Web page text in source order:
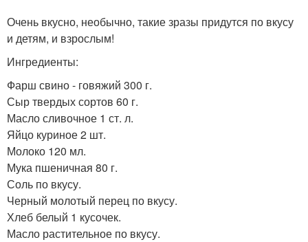
Очень вкусно, необычно, такие зразы придутся по вкусу
и детям, и взрослым!
Ингредиенты:
Фарш свино - говяжий 300 г.
Сыр твердых сортов 60 г.
Масло сливочное 1 ст. л.
Яйцо куриное 2 шт.
Молоко 120 мл.
Мука пшеничная 80 г.
Соль по вкусу.
Черный молотый перец по вкусу.
Хлеб белый 1 кусочек.
Масло растительное по вкусу.